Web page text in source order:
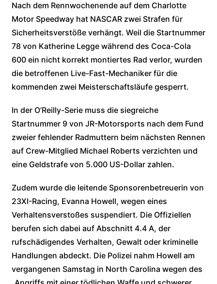
Nach dem Rennwochenende auf dem Charlotte
Motor Speedway hat NASCAR zwei Strafen für
Sicherheitsverstöße verhängt. Weil die Startnummer
78 von Katherine Legge während des Coca-Cola
600 ein nicht korrekt montiertes Rad verlor, wurden
die betroffenen Live-Fast-Mechaniker für die
kommenden zwei Meisterschaftsläufe gesperrt.
In der O’Reilly-Serie muss die siegreiche
Startnummer 9 von JR-Motorsports nach dem Fund
zweier fehlender Radmuttern beim nächsten Rennen
auf Crew-Mitglied Michael Roberts verzichten und
eine Geldstrafe von 5.000 US-Dollar zahlen.
Zudem wurde die leitende Sponsorenbetreuerin von
23XI-Racing, Evanna Howell, wegen eines
Verhaltensverstoßes suspendiert. Die Offiziellen
berufen sich dabei auf Abschnitt 4.4 A, der
rufschädigendes Verhalten, Gewalt oder kriminelle
Handlungen abdeckt. Die Polizei nahm Howell am
vergangenen Samstag in North Carolina wegen des